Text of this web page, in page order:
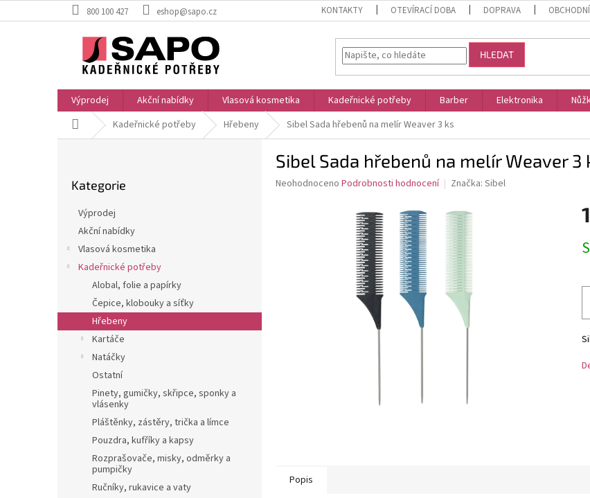
na
800 100 427 eshop@sapo.cz KONTAKTY OTEVÍRACÍ DOBA DOPRAVA
HLEDAT
Výprodej Akční nabídky Vlasová kosmetika Kadeřnické potřeby Barber Elektronika
Domů Kadeřnické potřeby Hřebeny Sibel Sada hřebenů na melír Weaver 3 ks
n
e
kategorie
Kategorie
Výprodej
Akční nabídky
Vlasová kosmetika
Kadeřnické potřeby
Alobal, folie a papírky
Čepice, klobouky a síťky
Hřebeny
Kartáče
Natáčky
Ostatní
Pinety, gumičky, skřipce, sponky a
vlásenky
Pláštěnky, zástěry, trička a límce
Pouzdra, kufříky a kapsy
Rozprašovače, misky, odměrky a
pumpičky
Ručníky, rukavice a vaty
Sibel Sada hřebenů na melír Weaver 3
Průměrné
Neohodnoceno Podrobnosti hodnocení Značka: Sibel
Popis